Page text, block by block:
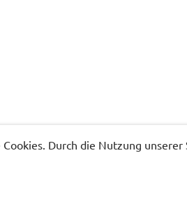
Durch die Nutzung